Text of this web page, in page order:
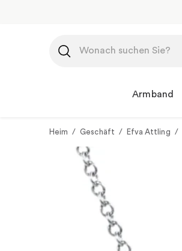
Inhalt
springen
Armband
Heim / Geschäft / Efva Attling /